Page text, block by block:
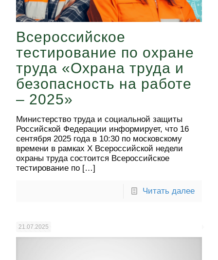
Всероссийское
тестирование по охране
труда «Охрана труда и
безопасность на работе
– 2025»
Министерство труда и социальной защиты
Российской Федерации информирует, что 16
сентября 2025 года в 10:30 по московскому
времени в рамках X Всероссийской недели
охраны труда состоится Всероссийское
тестирование по […]
Читать далее
21.07.2025